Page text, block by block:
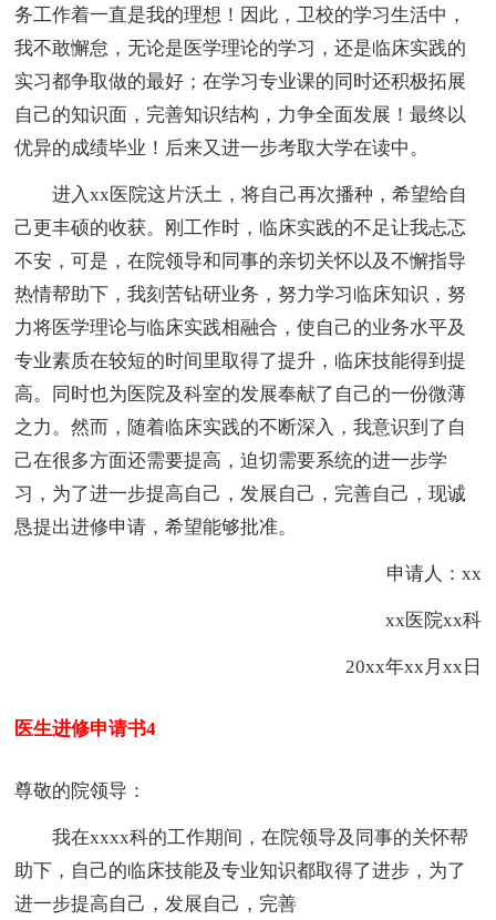
务工作着一直是我的理想！因此，卫校的学习生活中，
我不敢懈怠，无论是医学理论的学习，还是临床实践的
实习都争取做的最好；在学习专业课的同时还积极拓展
自己的知识面，完善知识结构，力争全面发展！最终以
优异的成绩毕业！后来又进一步考取大学在读中。
进入xx医院这片沃土，将自己再次播种，希望给自
己更丰硕的收获。刚工作时，临床实践的不足让我忐忑
不安，可是，在院领导和同事的亲切关怀以及不懈指导
热情帮助下，我刻苦钻研业务，努力学习临床知识，努
力将医学理论与临床实践相融合，使自己的业务水平及
专业素质在较短的时间里取得了提升，临床技能得到提
高。同时也为医院及科室的发展奉献了自己的一份微薄
之力。然而，随着临床实践的不断深入，我意识到了自
己在很多方面还需要提高，迫切需要系统的进一步学
习，为了进一步提高自己，发展自己，完善自己，现诚
恳提出进修申请，希望能够批准。
申请人：xx
xx医院xx科
20xx年xx月xx日
医生进修申请书4
尊敬的院领导：
我在xxxx科的工作期间，在院领导及同事的关怀帮
助下，自己的临床技能及专业知识都取得了进步，为了
进一步提高自己，发展自己，完善